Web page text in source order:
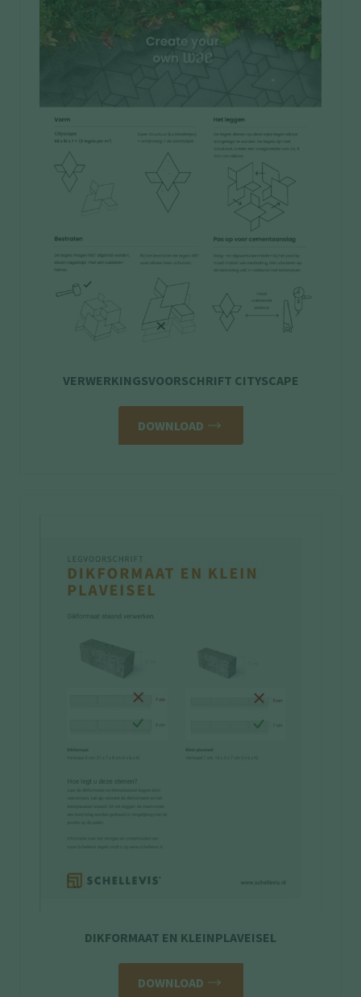
VERWERKINGSVOORSCHRIFT CITYSCAPE
DOWNLOAD
DIKFORMAAT EN KLEINPLAVEISEL
DOWNLOAD